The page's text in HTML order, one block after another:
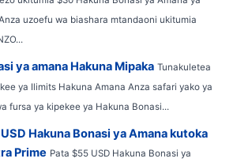
uzoefu wa biashara mtandaoni ukitumia
ya amana Hakuna Mipaka Tunakuletea
ya Ilimits Hakuna Amana Anza safari yako ya
fursa ya kipekee ya Hakuna Bonasi...
Hakuna Bonasi ya Amana kutoka
Prime Pata $55 USD Hakuna Bonasi ya